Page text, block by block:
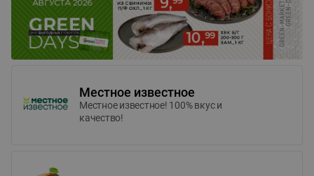
Местное известное
Местное известное! 100% вкус и
качество!